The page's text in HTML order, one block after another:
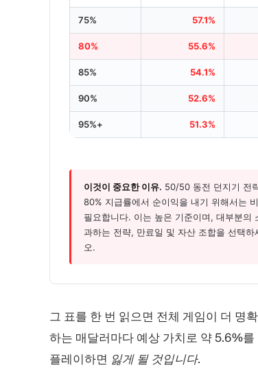
75% 57.1%
80% 55.6%
85% 54.1%
90% 52.6%
95%+ 51.3%
이것이 중요한 이유. 50/50 동전 던지기 전
80% 지급률에서 순이익을 내기 위해서는
필요합니다. 이는 높은 기준이며, 대부분의
과하는 전략, 만료일 및 자산 조합을 선택
오.
그 표를 한 번 읽으면 전체 게임이 더 명
하는 매달러마다 예상 가치로 약 5.6%
플레이하면 잃게 될 것입니다.